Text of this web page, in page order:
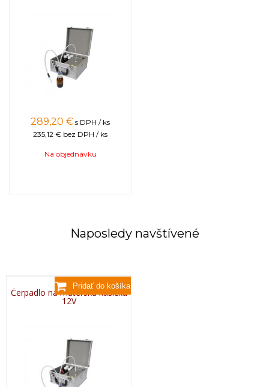
289,20 € s DPH / ks
235,12 € bez DPH / ks
Na objednávku
Naposledy navštívené
Čerpadlo na materskú kašičku
12V